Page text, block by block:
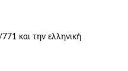
και την ελληνική